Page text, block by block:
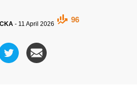
- 11 April 2026
96